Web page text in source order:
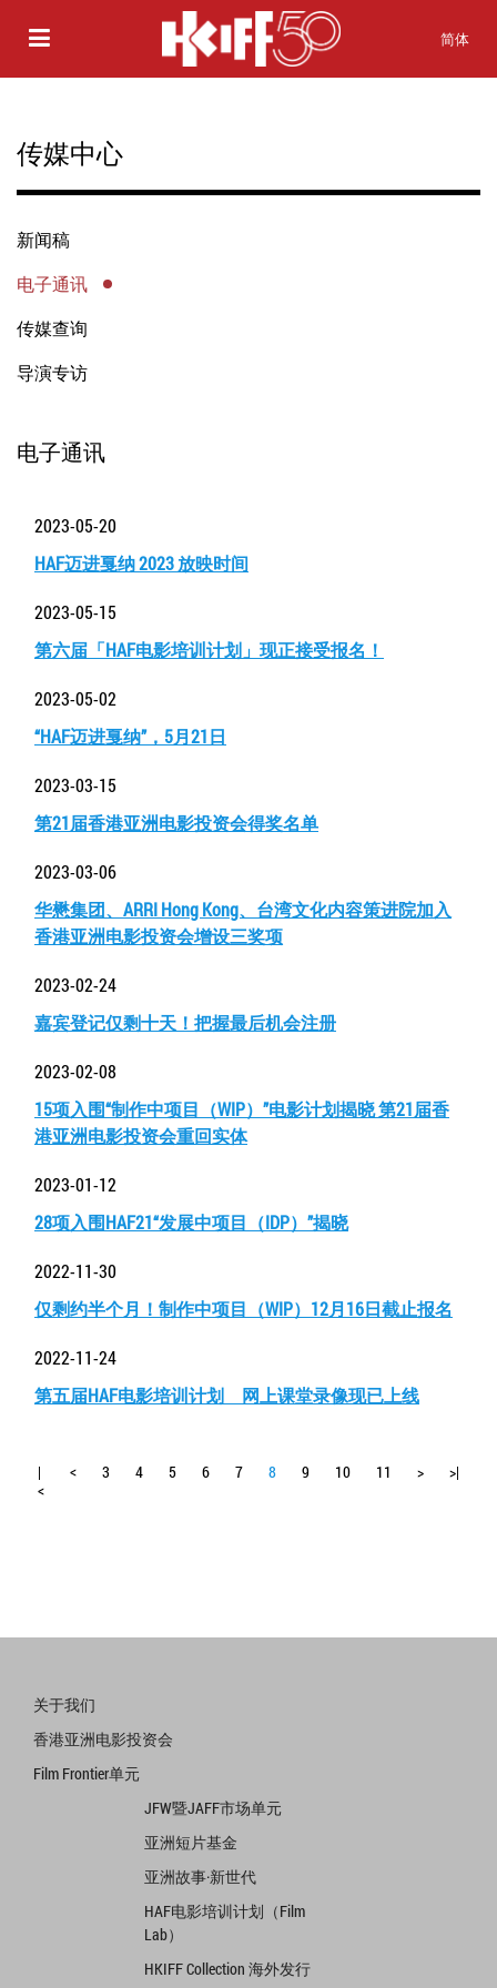
简体
传媒中心
新闻稿
电子通讯
传媒查询
导演专访
电子通讯
2023-05-20
HAF迈进戛纳 2023 放映时间
2023-05-15
第六届「HAF电影培训计划」现正接受报名！
2023-05-02
“HAF迈进戛纳”，5月21日
2023-03-15
第21届香港亚洲电影投资会得奖名单
2023-03-06
华懋集团、ARRI Hong Kong、台湾文化内容策进院加入
香港亚洲电影投资会增设三奖项
2023-02-24
嘉宾登记仅剩十天！把握最后机会注册
2023-02-08
15项入围“制作中项目（WIP）”电影计划揭晓 第21届香
港亚洲电影投资会重回实体
2023-01-12
28项入围HAF21“发展中项目（IDP）”揭晓
2022-11-30
仅剩约半个月！制作中项目（WIP）12月16日截止报名
2022-11-24
第五届HAF电影培训计划 网上课堂录像现已上线
|
<
< 3 4 5 6 7 8 9 10 11 > >|
关于我们
香港亚洲电影投资会
Film Frontier单元
JFW暨JAFF市场单元
亚洲短片基金
亚洲故事·新世代
HAF电影培训计划（Film
Lab）
HKIFF Collection 海外发行